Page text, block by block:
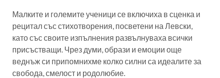
Малките и големите ученици се включиха в сценка и
рецитал със стихотворения, посветени на Левски,
като със своите изпълнения развълнуваха всички
присъстващи. Чрез думи, образи и емоции още
веднъж си припомнихме колко силни са идеалите за
свобода, смелост и родолюбие.